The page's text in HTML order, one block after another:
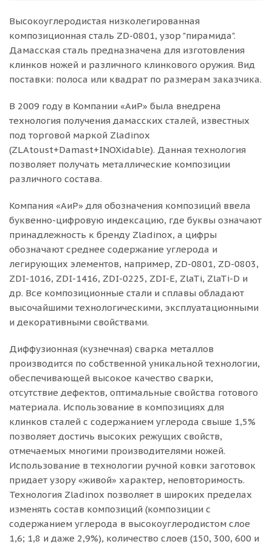
Высокоуглеродистая низколегированная
композиционная сталь ZD-0801, узор "пирамида".
Дамасская сталь предназначена для изготовления
клинков ножей и различного клинкового оружия. Вид
поставки: полоса или квадрат по размерам заказчика.
В 2009 году в Компании «АиР» была внедрена
технология получения дамасских сталей, известных
под торговой маркой Zladinox
(ZLAtoust+Damast+INOXidable). Данная технология
позволяет получать металлические композиции
различного состава.
Компания «АиР» для обозначения композиций ввела
буквенно-цифровую индексацию, где буквы означают
принадлежность к бренду Zladinox, а цифры
обозначают среднее содержание углерода и
легирующих элементов, например, ZD-0801, ZD-0803,
ZDI-1016, ZDI-1416, ZDI-0225, ZDI-E, ZlaTi, ZlaTi-D и
др. Все композиционные стали и сплавы обладают
высочайшими технологическими, эксплуатационными
и декоративными свойствами.
Диффузионная (кузнечная) сварка металлов
производится по собственной уникальной технологии,
обеспечивающей высокое качество сварки,
отсутствие дефектов, оптимальные свойства готового
материала. Использование в композициях для
клинков сталей с содержанием углерода свыше 1,5%
позволяет достичь высоких режущих свойств,
отмечаемых многими производителями ножей.
Использование в технологии ручной ковки заготовок
придает узору «живой» характер, неповторимость.
Технология Zladinox позволяет в широких пределах
изменять состав композиций (композиции с
содержанием углерода в высокоуглеродистом слое
1,6; 1,8 и даже 2,9%), количество слоев (150, 300, 600 и